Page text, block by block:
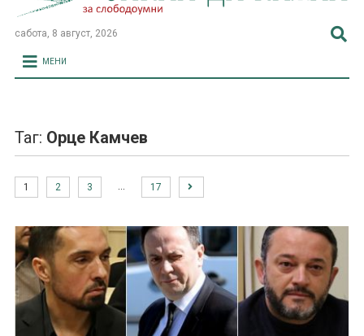
сабота, 8 август, 2026
МЕНИ
Таг: Орце Камчев
1 2 3 17